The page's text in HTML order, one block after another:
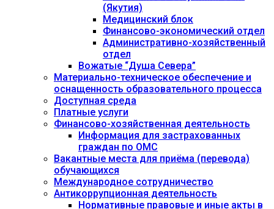
(Якутия)
Медицинский блок
Финансово-экономический отдел
Административно-хозяйственный
отдел
Вожатые “Душа Севера”
Материально-техническое обеспечение и
оснащенность образовательного процесса
Доступная среда
Платные услуги
Финансово-хозяйственная деятельность
Информация для застрахованных
граждан по ОМС
Вакантные места для приёма (перевода)
обучающихся
Международное сотрудничество
Антикоррупционная деятельность
Нормативные правовые и иные акты в